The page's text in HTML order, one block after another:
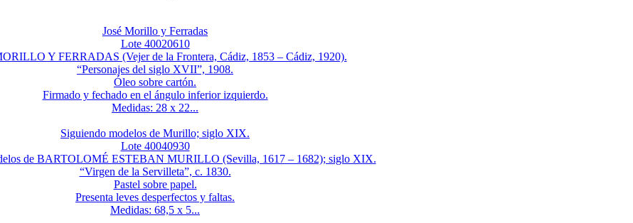
José Morillo y Ferradas
Lote 40020610
Y FERRADAS (Vejer de la Frontera, Cádiz, 1853 – Cádiz, 1920).
“Personajes del siglo XVII”, 1908.
Óleo sobre cartón.
Firmado y fechado en el ángulo inferior izquierdo.
Medidas: 28 x 22...
Siguiendo modelos de Murillo; siglo XIX.
Lote 40040930
de BARTOLOMÉ ESTEBAN MURILLO (Sevilla, 1617 – 1682); siglo XIX.
“Virgen de la Servilleta”, c. 1830.
Pastel sobre papel.
Presenta leves desperfectos y faltas.
Medidas: 68,5 x 5...